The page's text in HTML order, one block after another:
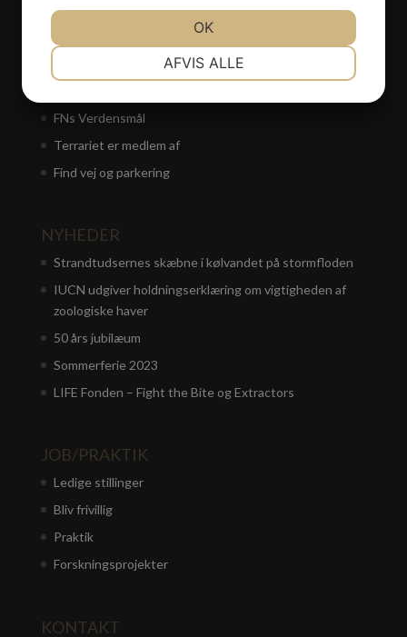
Terrariets historie
FNs Verdensmål
Terrariet er medlem af
Find vej og parkering
NYHEDER
Strandtudsernes skæbne i kølvandet på stormfloden
IUCN udgiver holdningserklæring om vigtigheden af
zoologiske haver
50 års jubilæum
Sommerferie 2023
LIFE Fonden – Fight the Bite og Extractors
JOB/PRAKTIK
Ledige stillinger
Bliv frivillig
Praktik
Forskningsprojekter
KONTAKT
MARKETING
AFVIS ALLE
OK